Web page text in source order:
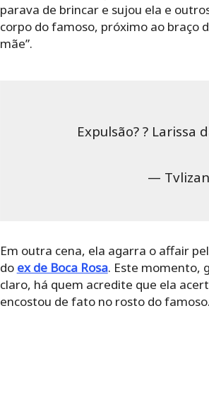
parava de brincar e sujou ela e
corpo do famoso, próximo ao braço
mãe”.
Expulsão? ?
—
Em outra cena, ela agarra o affair
do ex de Boca Rosa. Este momento,
claro, há quem acredite que ela
encostou de fato no rosto do famoso.